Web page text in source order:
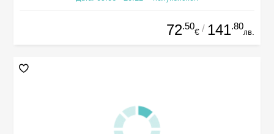
72.50
€ / 141.80
лв.